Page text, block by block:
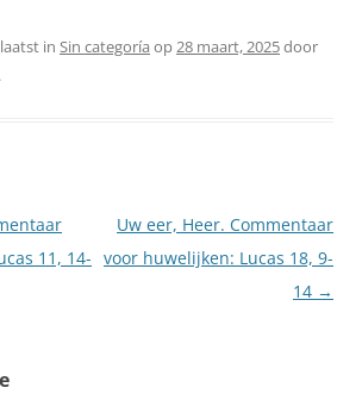
in Sin categoría op28 maart, 2025door
.
11, 14-
Uw eer, Heer. Commentaar
voor huwelijken: Lucas 18, 9-
14 →